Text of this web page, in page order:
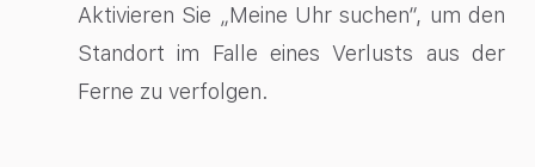
Aktivieren Sie „Meine Uhr suchen“, um den
Standort im Falle eines Verlusts aus der
Ferne zu verfolgen.